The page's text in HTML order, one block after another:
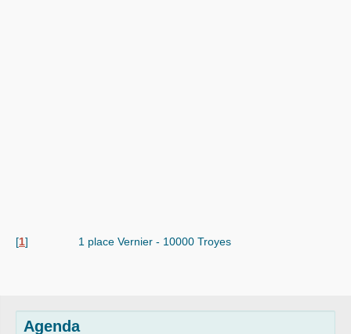
[1] 1 place Vernier - 10000 Troyes
Agenda